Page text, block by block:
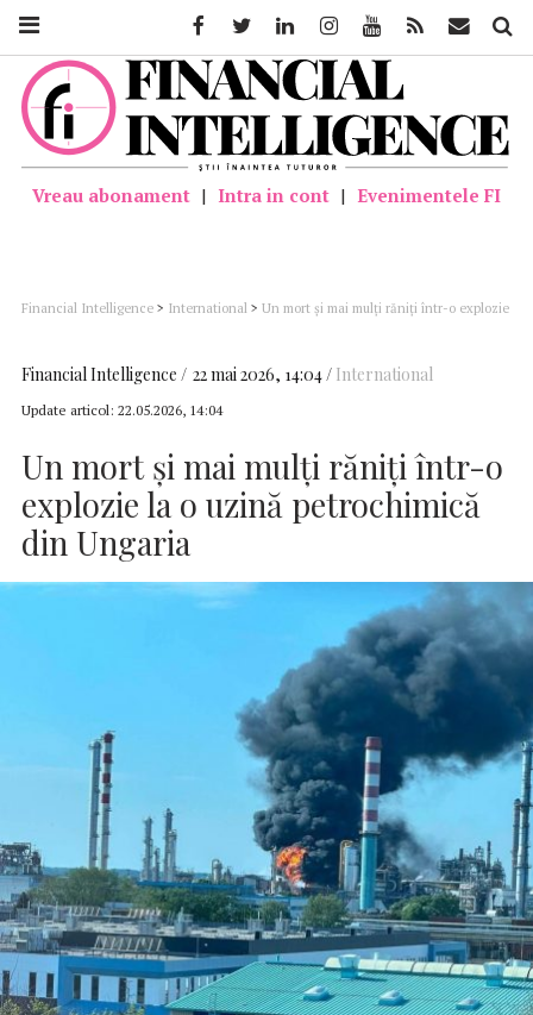
Vreau abonament | Intra in cont | Evenimentele FI
Financial Intelligence > International > Un mort şi mai mulţi răniţi într-o explozie
Financial Intelligence 22 mai 2026, 14:04 International
Update articol: 22.05.2026, 14:04
Un mort şi mai mulţi răniţi într-o
explozie la o uzină petrochimică
din Ungaria
FacebookTwitter LinkedinInstagramYoutube Feed Mail